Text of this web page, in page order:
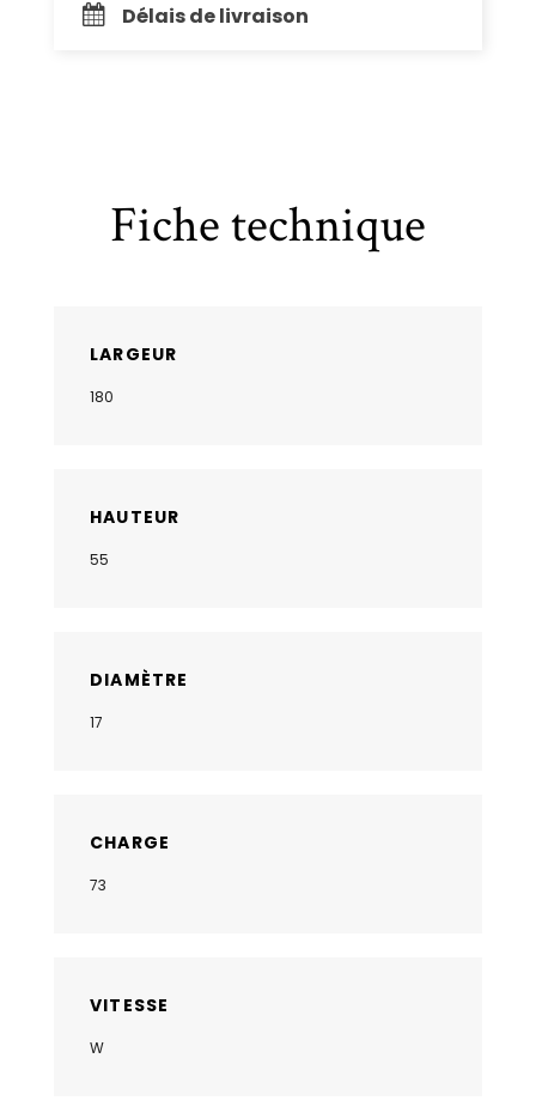
Délais de livraison
Fiche technique
LARGEUR
180
HAUTEUR
55
DIAMÈTRE
17
CHARGE
73
VITESSE
W